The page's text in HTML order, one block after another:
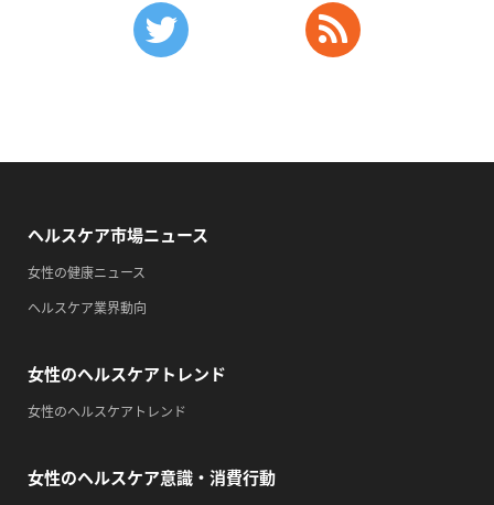
・世界アルツハイマー月間
2026/09/13(日)
・がん征圧月間
・世界アルツハイマー月間
・歯ヂカラ探究月間
・職場の健康診断実施強化月間
・一汁三菜の日
ヘルスケア市場ニュース
女性の健康ニュース
ヘルスケア業界動向
女性のヘルスケアトレンド
女性のヘルスケアトレンド
女性のヘルスケア意識・消費行動